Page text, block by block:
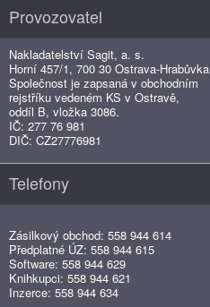
Provozovatel
Nakladatelství Sagit, a. s.
Horní 457/1, 700 30 Ostrava-Hrabůvka
Společnost je zapsaná v obchodním
rejstříku vedeném KS v Ostravě,
oddíl B, vložka 3086.
IČ: 277 76 981
DIČ: CZ27776981
Telefony
Zásilkový obchod: 558 944 614
Předplatné ÚZ: 558 944 615
Software: 558 944 629
Knihkupci: 558 944 621
Inzerce: 558 944 634